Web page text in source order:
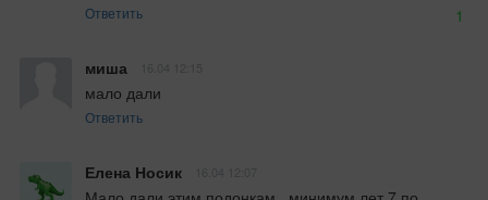
Ответить 1
миша
мало дали
Ответить
Елена Носик